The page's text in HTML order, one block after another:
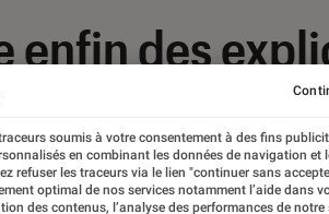
enfin des
Deadpool 3
soumis à votre consentement à des fins
en combinant les données de navigation et
refuser les traceurs via le lien "continuer sans
optimal de nos services notamment l’aide dans
des contenus, l’analyse des performances de notre